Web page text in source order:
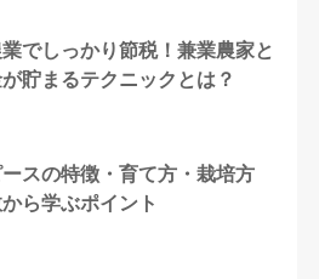
でしっかり節税！兼業農家と
貯まるテクニックとは？
スの特徴・育て方・栽培方
ら学ぶポイント